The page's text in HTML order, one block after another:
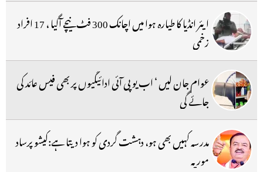
ایئر انڈیا کا طیارہ ہوا میں اچانک 300 فٹ نیچے آگیا ، 17 افراد
زخمی
عوام جان لیں ‘ اب یو پی آئی ادائیگیوں پر بھی فیس عائد کی
جائے گی
مدرسہ کہیں بھی ہو، دہشت گردی کو ہوا دیتا ہے:کیشو پرساد
موریہ